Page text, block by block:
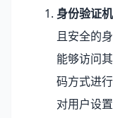
身份验证
且安全的
能够访问
码方式进
对用户设